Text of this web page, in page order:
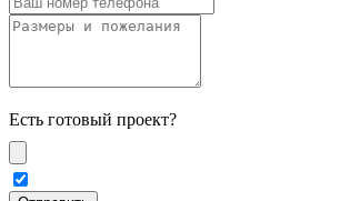
Есть готовый проект?